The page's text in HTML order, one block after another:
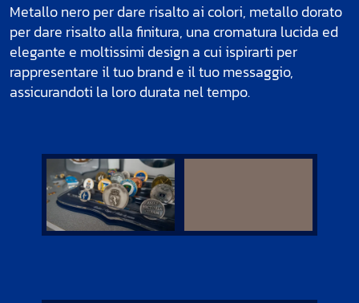
Metallo nero per dare risalto ai colori, metallo dorato
per dare risalto alla finitura, una cromatura lucida ed
elegante e moltissimi design a cui ispirarti per
rappresentare il tuo brand e il tuo messaggio,
assicurandoti la loro durata nel tempo.